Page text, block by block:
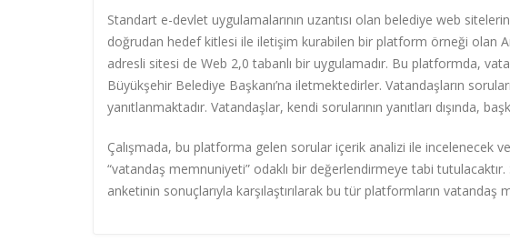
Standart e-devlet uygulamalarının uzantısı olan belediye web
doğrudan hedef kitlesi ile iletişim kurabilen bir platform örneği olan
adresli sitesi de Web 2,0 tabanlı bir uygulamadır. Bu platformda,
Büyükşehir Belediye Başkanı’na iletmektedirler. Vatandaşların
yanıtlanmaktadır. Vatandaşlar, kendi sorularının yanıtları dışında,
Çalışmada, bu platforma gelen sorular içerik analizi ile incelenecek
“vatandaş memnuniyeti” odaklı bir değerlendirmeye tabi
anketinin sonuçlarıyla karşılaştırılarak bu tür platformların vatandaş